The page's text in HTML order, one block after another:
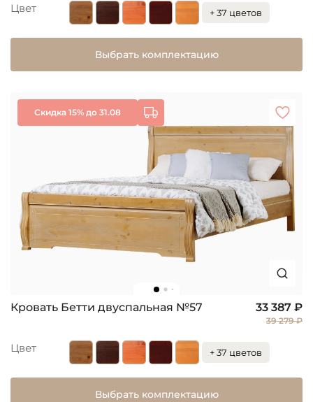
Цвет + 37 цветов
Выбрать комплектацию
Скидка 15% до 31.08
Кровать Бетти двуспальная №57 33 387 ₽
39 279 ₽
Цвет + 37 цветов
Выбрать комплектацию